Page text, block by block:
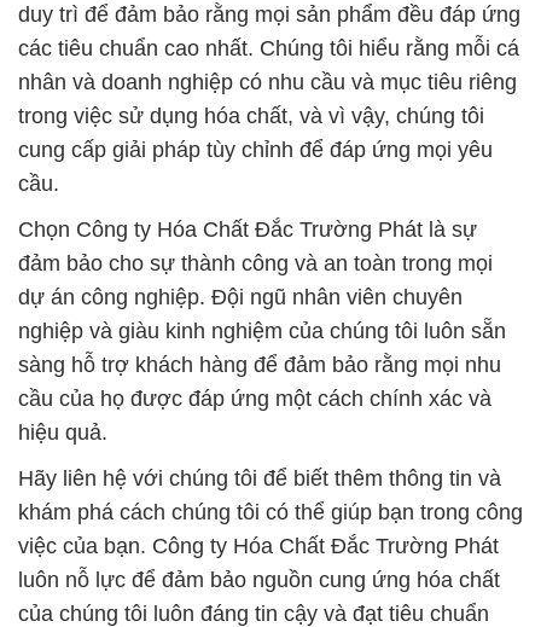
duy trì để đảm bảo rằng mọi sản phẩm đều đáp ứng
các tiêu chuẩn cao nhất. Chúng tôi hiểu rằng mỗi cá
nhân và doanh nghiệp có nhu cầu và mục tiêu riêng
trong việc sử dụng hóa chất, và vì vậy, chúng tôi
cung cấp giải pháp tùy chỉnh để đáp ứng mọi yêu
cầu.
Chọn Công ty Hóa Chất Đắc Trường Phát là sự
đảm bảo cho sự thành công và an toàn trong mọi
dự án công nghiệp. Đội ngũ nhân viên chuyên
nghiệp và giàu kinh nghiệm của chúng tôi luôn sẵn
sàng hỗ trợ khách hàng để đảm bảo rằng mọi nhu
cầu của họ được đáp ứng một cách chính xác và
hiệu quả.
Hãy liên hệ với chúng tôi để biết thêm thông tin và
khám phá cách chúng tôi có thể giúp bạn trong công
việc của bạn. Công ty Hóa Chất Đắc Trường Phát
luôn nỗ lực để đảm bảo nguồn cung ứng hóa chất
của chúng tôi luôn đáng tin cậy và đạt tiêu chuẩn